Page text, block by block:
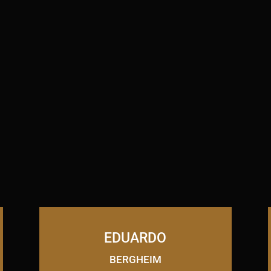
EDUARDO
BERGHEIM